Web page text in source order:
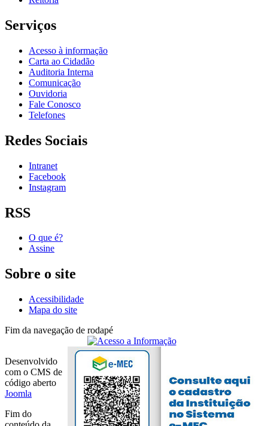
Serviços
Acesso à informação
Carta ao Cidadão
Auditoria Interna
Comunicação
Ouvidoria
Fale Conosco
Telefones
Redes Sociais
Intranet
Facebook
Instagram
RSS
O que é?
Assine
Sobre o site
Acessibilidade
Mapa do site
Fim da navegação de rodapé
Desenvolvido
com o CMS de
código aberto
Joomla
Fim do